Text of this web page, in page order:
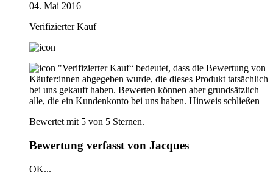
04. Mai 2016
Verifizierter Kauf
"Verifizierter Kauf“ bedeutet, dass die Bewertung von
Käufer:innen abgegeben wurde, die dieses Produkt tatsächlich
bei uns gekauft haben. Bewerten können aber grundsätzlich
alle, die ein Kundenkonto bei uns haben. Hinweis schließen
Bewertet mit 5 von 5 Sternen.
Bewertung verfasst von Jacques
OK...